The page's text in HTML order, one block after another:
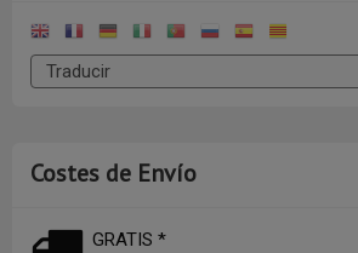
Costes de Envío
GRATIS *